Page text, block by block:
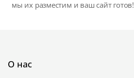
мы их разместим и ваш сайт готов!
О нас